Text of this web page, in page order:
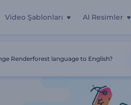
Video Şablonları AI Resimler
Renderforest language to English?